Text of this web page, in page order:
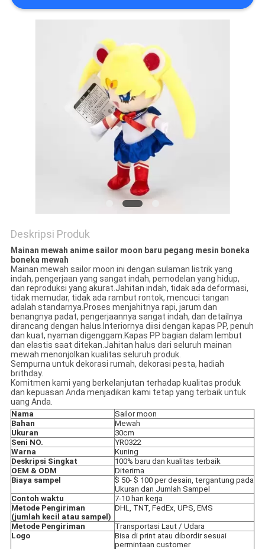
PRIVACY
Deskripsi Produk
Mainan mewah anime sailor moon baru pegang mesin boneka
boneka mewah
Mainan mewah sailor moon ini dengan sulaman listrik yang
indah, pengerjaan yang sangat indah, pemodelan yang hidup,
dan reproduksi yang akurat.Jahitan indah, tidak ada deformasi,
tidak memudar, tidak ada rambut rontok, mencuci tangan
adalah standarnya.Proses menjahitnya rapi, jarum dan
benangnya padat, pengerjaannya sangat indah, dan detailnya
dirancang dengan halus.Interiornya diisi dengan kapas PP, penuh
dan kuat, nyaman digenggam.Kapas PP bagian dalam lembut
dan elastis saat ditekan.Jahitan halus dari seluruh mainan
mewah menonjolkan kualitas seluruh produk.
Sempurna untuk dekorasi rumah, dekorasi pesta, hadiah
brithday.
Komitmen kami yang berkelanjutan terhadap kualitas produk
dan kepuasan Anda menjadikan kami tetap yang terbaik untuk
uang Anda.
Nama
Sailor moon
Bahan
Mewah
Ukuran
30cm
Seni NO.
YR0322
Warna
Kuning
Deskripsi Singkat
100% baru dan kualitas terbaik
OEM & ODM
Diterima
Biaya sampel
$ 50- $ 100 per desain, tergantung pada
Ukuran dan Jumlah Sampel
Contoh waktu
7-10 hari kerja
Metode Pengiriman
(jumlah kecil atau sampel)
DHL, TNT, FedEx, UPS, EMS
Metode Pengiriman
Transportasi Laut / Udara
Logo
Bisa di print atau dibordir sesuai
permintaan customer